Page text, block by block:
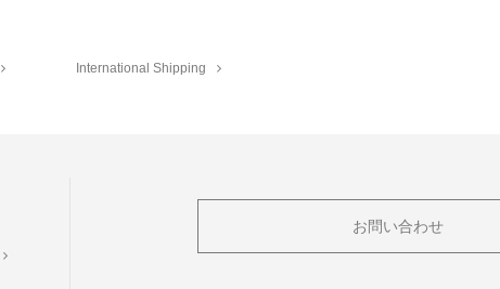
International Shipping
お問い合わせ